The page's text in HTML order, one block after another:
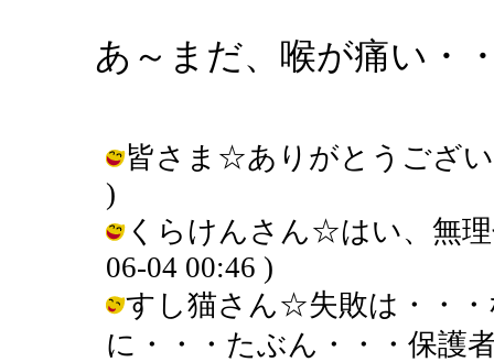
あ～まだ、喉が痛い・
皆さま☆ありがとうござい
)
くらけんさん☆はい、無
06-04 00:46 )
すし猫さん☆失敗は・・
に・・・たぶん・・・保護